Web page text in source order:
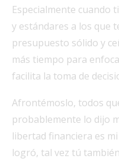
Especialmente cuando
y estándares a los que
presupuesto sólido y
más tiempo para
facilita la toma de
Afrontémoslo, todos
probablemente lo dijo
libertad financiera es
logró, tal vez tú